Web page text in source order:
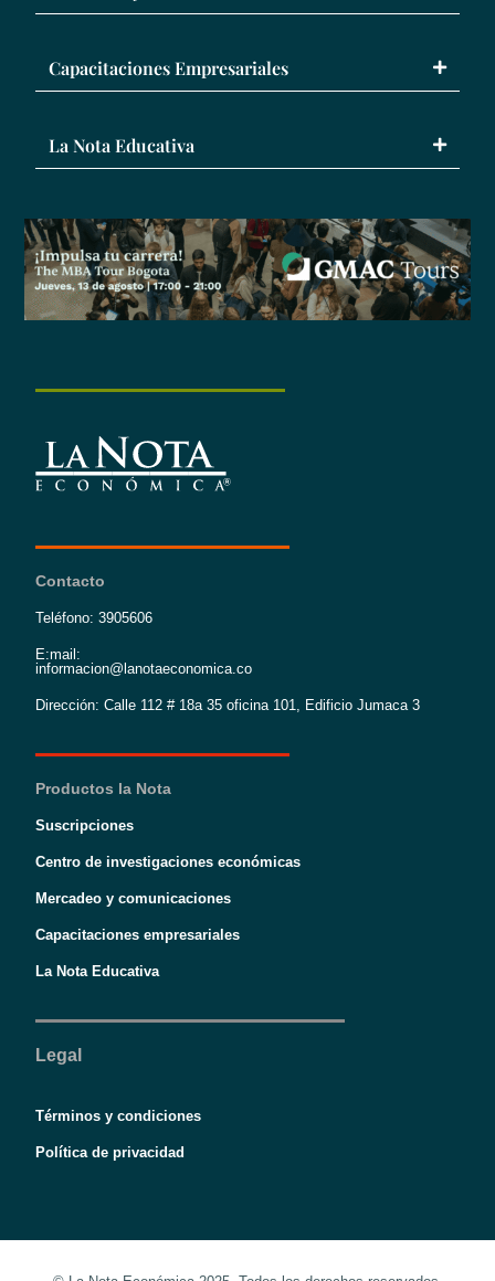
Capacitaciones Empresariales
La Nota Educativa
Contacto
Teléfono: 3905606
E:mail:
informacion@lanotaeconomica.co
Dirección: Calle 112 # 18a 35 oficina 101, Edificio Jumaca 3
Productos la Nota
Suscripciones
Centro de investigaciones económicas
Mercadeo y comunicaciones
Capacitaciones empresariales
La Nota Educativa
Legal
Términos y condiciones
Política de privacidad